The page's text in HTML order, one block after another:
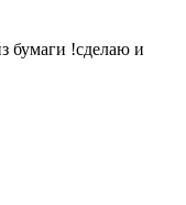
бумаги !сделаю и